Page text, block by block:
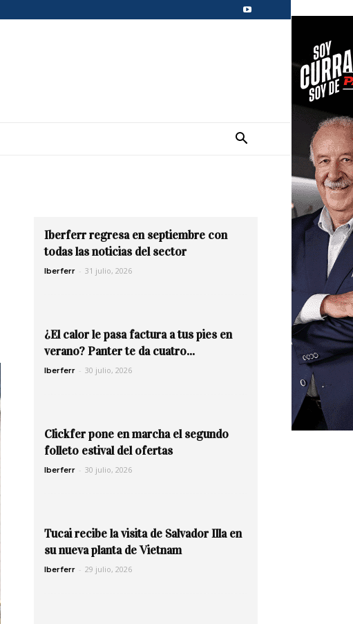
Iberferr regresa en septiembre con
todas las noticias del sector
Iberferr - 31 julio, 2026
¿El calor le pasa factura a tus pies en
verano? Panter te da cuatro...
Iberferr - 30 julio, 2026
Clickfer pone en marcha el segundo
folleto estival del ofertas
Iberferr - 30 julio, 2026
Tucai recibe la visita de Salvador Illa en
su nueva planta de Vietnam
Iberferr - 29 julio, 2026